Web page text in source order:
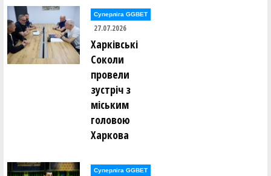
Суперліга GGBET
27.07.2026
Харківські
Соколи
провели
зустріч з
міським
головою
Харкова
Суперліга GGBET